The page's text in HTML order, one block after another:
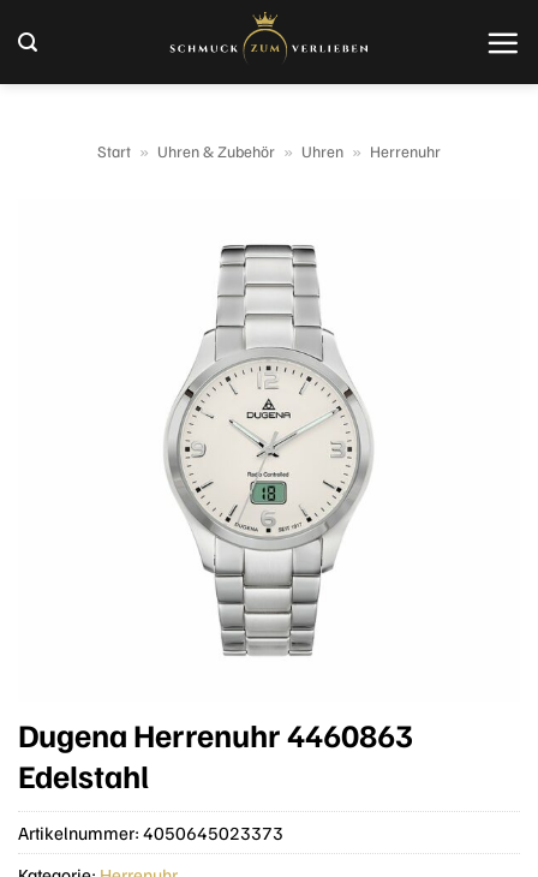
Inhalt
springen
Start » Uhren & Zubehör » Uhren » Herrenuhr
Dugena Herrenuhr 4460863
Edelstahl
Artikelnummer: 4050645023373